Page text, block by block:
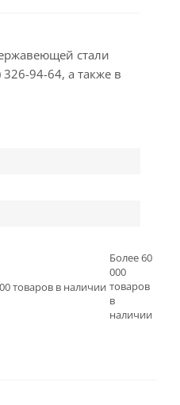
стали
94-64, а также в
Более 60
000
товаров
в
наличии